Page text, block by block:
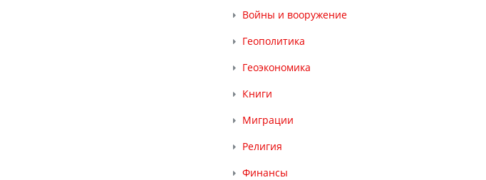
Войны и вооружение
Геополитика
Геоэкономика
Книги
Миграции
Религия
Финансы